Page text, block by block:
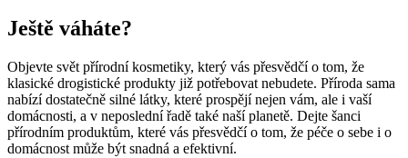
Ještě váháte?
Objevte svět přírodní kosmetiky, který vás přesvědčí o tom, že
klasické drogistické produkty již potřebovat nebudete. Příroda sama
nabízí dostatečně silné látky, které prospějí nejen vám, ale i vaší
domácnosti, a v neposlední řadě také naší planetě. Dejte šanci
přírodním produktům, které vás přesvědčí o tom, že péče o sebe i o
domácnost může být snadná a efektivní.